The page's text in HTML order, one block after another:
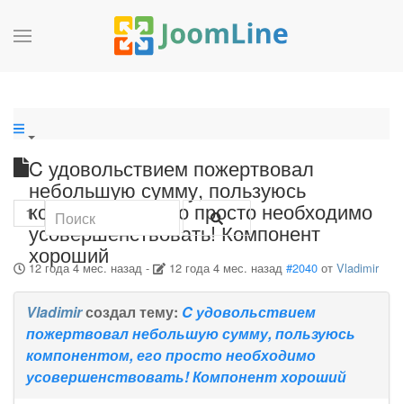
C удовольствием пожертвовал
небольшую сумму, пользуюсь
компонентом, его просто необходимо
усовершенствовать! Компонент
хороший
1
12 года 4 мес. назад- 12 года 4 мес. назад #2040 отVladimir
Vladimirсоздал тему: C удовольствием
пожертвовал небольшую сумму, пользуюсь
компонентом, его просто необходимо
усовершенствовать! Компонент хороший